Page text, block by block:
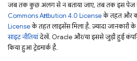
जब तक कुछ अलग से न बताया जाए, तब तक इस पेज
Commons Attribution 4.0 Licenseके तहत और
Licenseके तहत लाइसेंस मिला है. ज़्यादा जानकारी के
साइट नीतियांदेखें. Oracle और/या इससे जुड़ी हुई
किया हुआ ट्रेडमार्क है.